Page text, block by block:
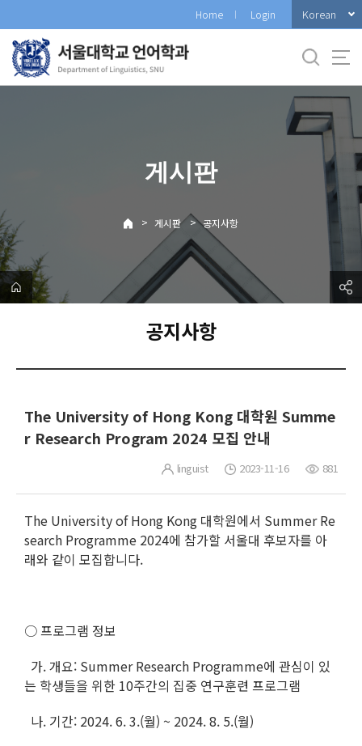
로
메
Home Login Korean
게시판
> 게시판 > 공지사항
공지사항
The University of Hong Kong 대학원 Summe
r Research Program 2024 모집 안내
linguist 2023-11-16 881
The University of Hong Kong 대학원에서 Summer Re
search Programme 2024에 참가할 서울대 후보자를 아
래와 같이 모집합니다.
○ 프로그램 정보
가. 개요: Summer Research Programme에 관심이 있
는 학생들을 위한 10주간의 집중 연구훈련 프로그램
나. 기간: 2024. 6. 3.(월) ~ 2024. 8. 5.(월)